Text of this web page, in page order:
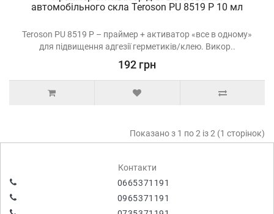
автомобільного скла Teroson PU 8519 P 10 мл
Teroson PU 8519 P – праймер + активатор «все в одному»
для підвищення адгезії герметиків/клею. Викор..
192 грн
Показано з 1 по 2 із 2 (1 сторінок)
Контакти
0665371191
0965371191